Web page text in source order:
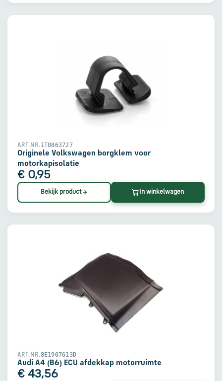
ART.NR.1T0863727
Originele Volkswagen borgklem voor
motorkapisolatie
€ 0,95
Bekijk product In winkelwagen
ART.NR.8E1907613D
Audi A4 (B6) ECU afdekkap motorruimte
€ 43,56